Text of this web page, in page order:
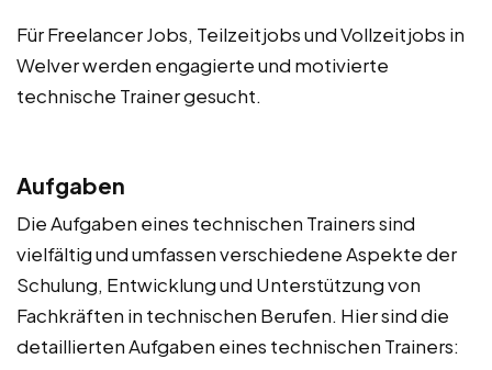
Für Freelancer Jobs, Teilzeitjobs und Vollzeitjobs in
Welver werden engagierte und motivierte
technische Trainer gesucht.
Aufgaben
Die Aufgaben eines technischen Trainers sind
vielfältig und umfassen verschiedene Aspekte der
Schulung, Entwicklung und Unterstützung von
Fachkräften in technischen Berufen. Hier sind die
detaillierten Aufgaben eines technischen Trainers: